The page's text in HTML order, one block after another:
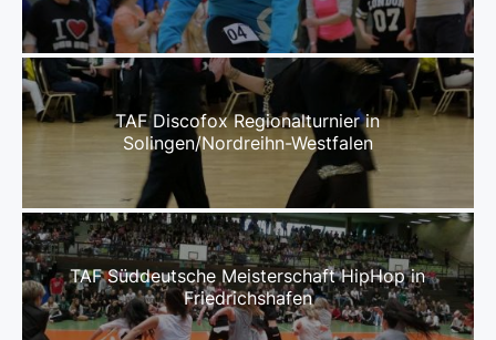
TAF Discofox Regionalturnier in
Solingen/Nordreihn-Westfalen
TAF Süddeutsche Meisterschaft HipHop in
Friedrichshafen